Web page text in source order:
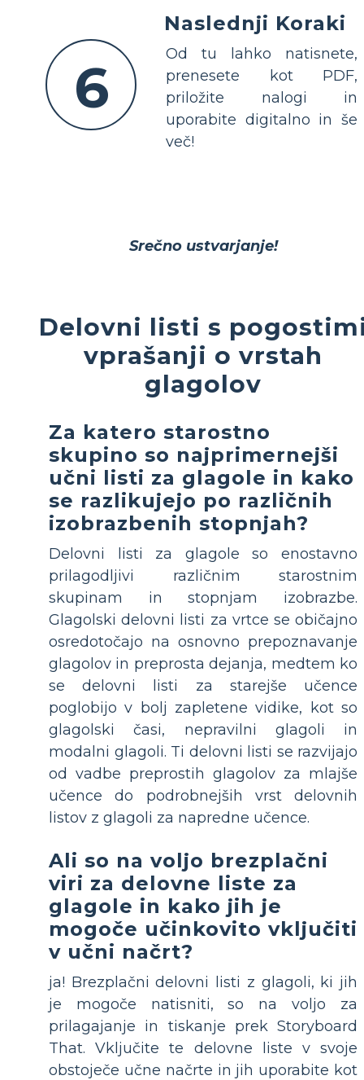
6
Naslednji Koraki
Od tu lahko natisnete,
prenesete kot PDF,
priložite nalogi in
uporabite digitalno in še
več!
Srečno ustvarjanje!
Delovni listi s
vprašanji o vrstah
glagolov
Za katero starostno
skupino so najprimernejši
učni listi za glagole in kako
se razlikujejo po različnih
izobrazbenih stopnjah?
Delovni listi za glagole so enostavno
prilagodljivi različnim starostnim
skupinam in stopnjam izobrazbe.
Glagolski delovni listi za vrtce se običajno
osredotočajo na osnovno prepoznavanje
glagolov in preprosta dejanja, medtem ko
se delovni listi za starejše učence
poglobijo v bolj zapletene vidike, kot so
glagolski časi, nepravilni glagoli in
modalni glagoli. Ti delovni listi se razvijajo
od vadbe preprostih glagolov za mlajše
učence do podrobnejših vrst delovnih
listov z glagoli za napredne učence.
Ali so na voljo brezplačni
viri za delovne liste za
glagole in kako jih je
mogoče učinkovito vključiti
v učni načrt?
ja! Brezplačni delovni listi z glagoli, ki jih
je mogoče natisniti, so na voljo za
prilagajanje in tiskanje prek Storyboard
That. Vključite te delovne liste v svoje
obstoječe učne načrte in jih uporabite kot